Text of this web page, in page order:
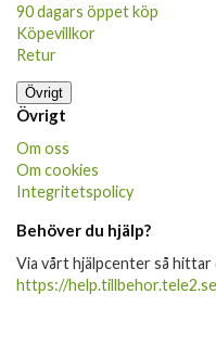
90 dagars öppet köp
Köpevillkor
Retur
Övrigt
Övrigt
Om oss
Om cookies
Integritetspolicy
Behöver du hjälp?
Via vårt hjälpcenter så hittar
https://help.tillbehor.tele2.se